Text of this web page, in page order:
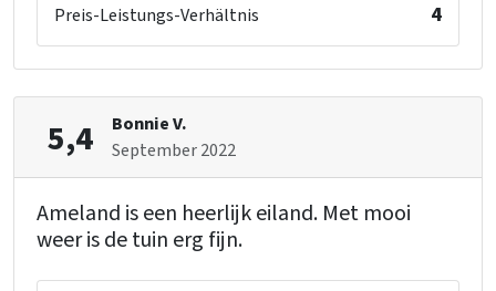
Preis-Leistungs-Verhältnis 4
5,4
Bonnie V.
September 2022
Ameland is een heerlijk eiland. Met mooi
weer is de tuin erg fijn.